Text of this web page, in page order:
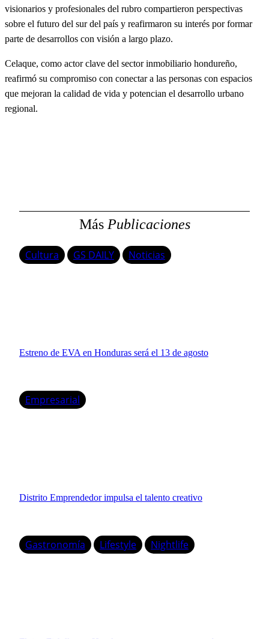
visionarios y profesionales del rubro compartieron perspectivas
sobre el futuro del sur del país y reafirmaron su interés por formar
parte de desarrollos con visión a largo plazo.
Celaque, como actor clave del sector inmobiliario hondureño,
reafirmó su compromiso con conectar a las personas con espacios
que mejoran la calidad de vida y potencian el desarrollo urbano
regional.
MásPublicaciones
Cultura GS DAILY Noticias
Estreno de EVA en Honduras será el 13 de agosto
Empresarial
Distrito Emprendedor impulsa el talento creativo
Gastronomía Lifestyle Nightlife